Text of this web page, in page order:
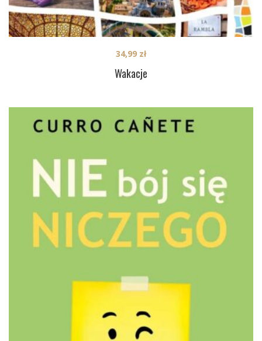
Wakacje
34,99 zł